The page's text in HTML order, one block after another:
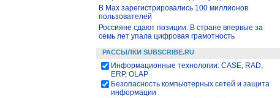
В Max зарегистрировались 100 миллионов
пользователей
Россияне сдают позиции. В стране впервые за
семь лет упала цифровая грамотность
РАССЫЛКИ SUBSCRIBE.RU
Информационные технологии: CASE, RAD,
ERP, OLAP
Безопасность компьютерных сетей и защита
информации